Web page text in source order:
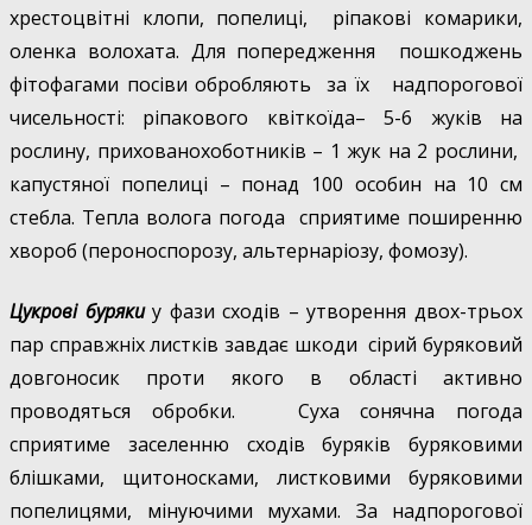
хрестоцвітні клопи, попелиці, ріпакові комарики,
оленка волохата. Для попередження пошкоджень
фітофагами посіви обробляють за їх надпорогової
чисельності: ріпакового квіткоїда– 5-6 жуків на
рослину, прихованохоботників – 1 жук на 2 рослини,
капустяної попелиці – понад 100 особин на 10 см
стебла. Тепла волога погода сприятиме поширенню
хвороб (пероноспорозу, альтернаріозу, фомозу).
Цукрові бурякиу фази сходів – утворення двох-трьох
пар справжніх листків завдає шкоди сірий буряковий
довгоносик проти якого в області активно
проводяться обробки. Суха сонячна погода
сприятиме заселенню сходів буряків буряковими
блішками, щитоносками, листковими буряковими
попелицями, мінуючими мухами. За надпорогової